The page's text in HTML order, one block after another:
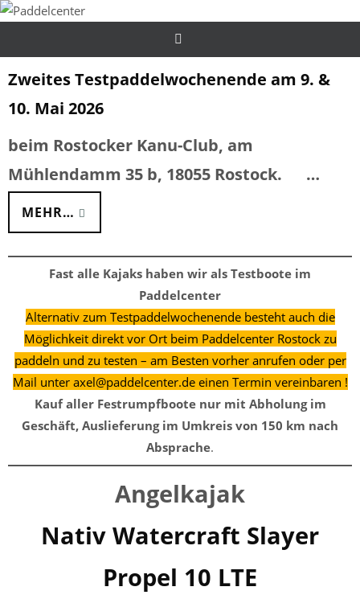
Zum
springen
Zweites Testpaddelwochenende am 9. &
10. Mai 2026
beim Rostocker Kanu-Club, am
Mühlendamm 35 b, 18055 Rostock. …
MEHR…
Fast alle Kajaks haben wir als Testboote im
Paddelcenter
Alternativ zum Testpaddelwochenende besteht auch die
Möglichkeit direkt vor Ort beim Paddelcenter Rostock zu
paddeln und zu testen – am Besten vorher anrufen oder per
Mail unter axel@paddelcenter.de einen Termin vereinbaren !
Kauf aller Festrumpfboote nur mit Abholung im
Geschäft, Auslieferung im Umkreis von 150 km nach
Absprache.
Angelkajak
Nativ Watercraft Slayer
Propel 10 LTE